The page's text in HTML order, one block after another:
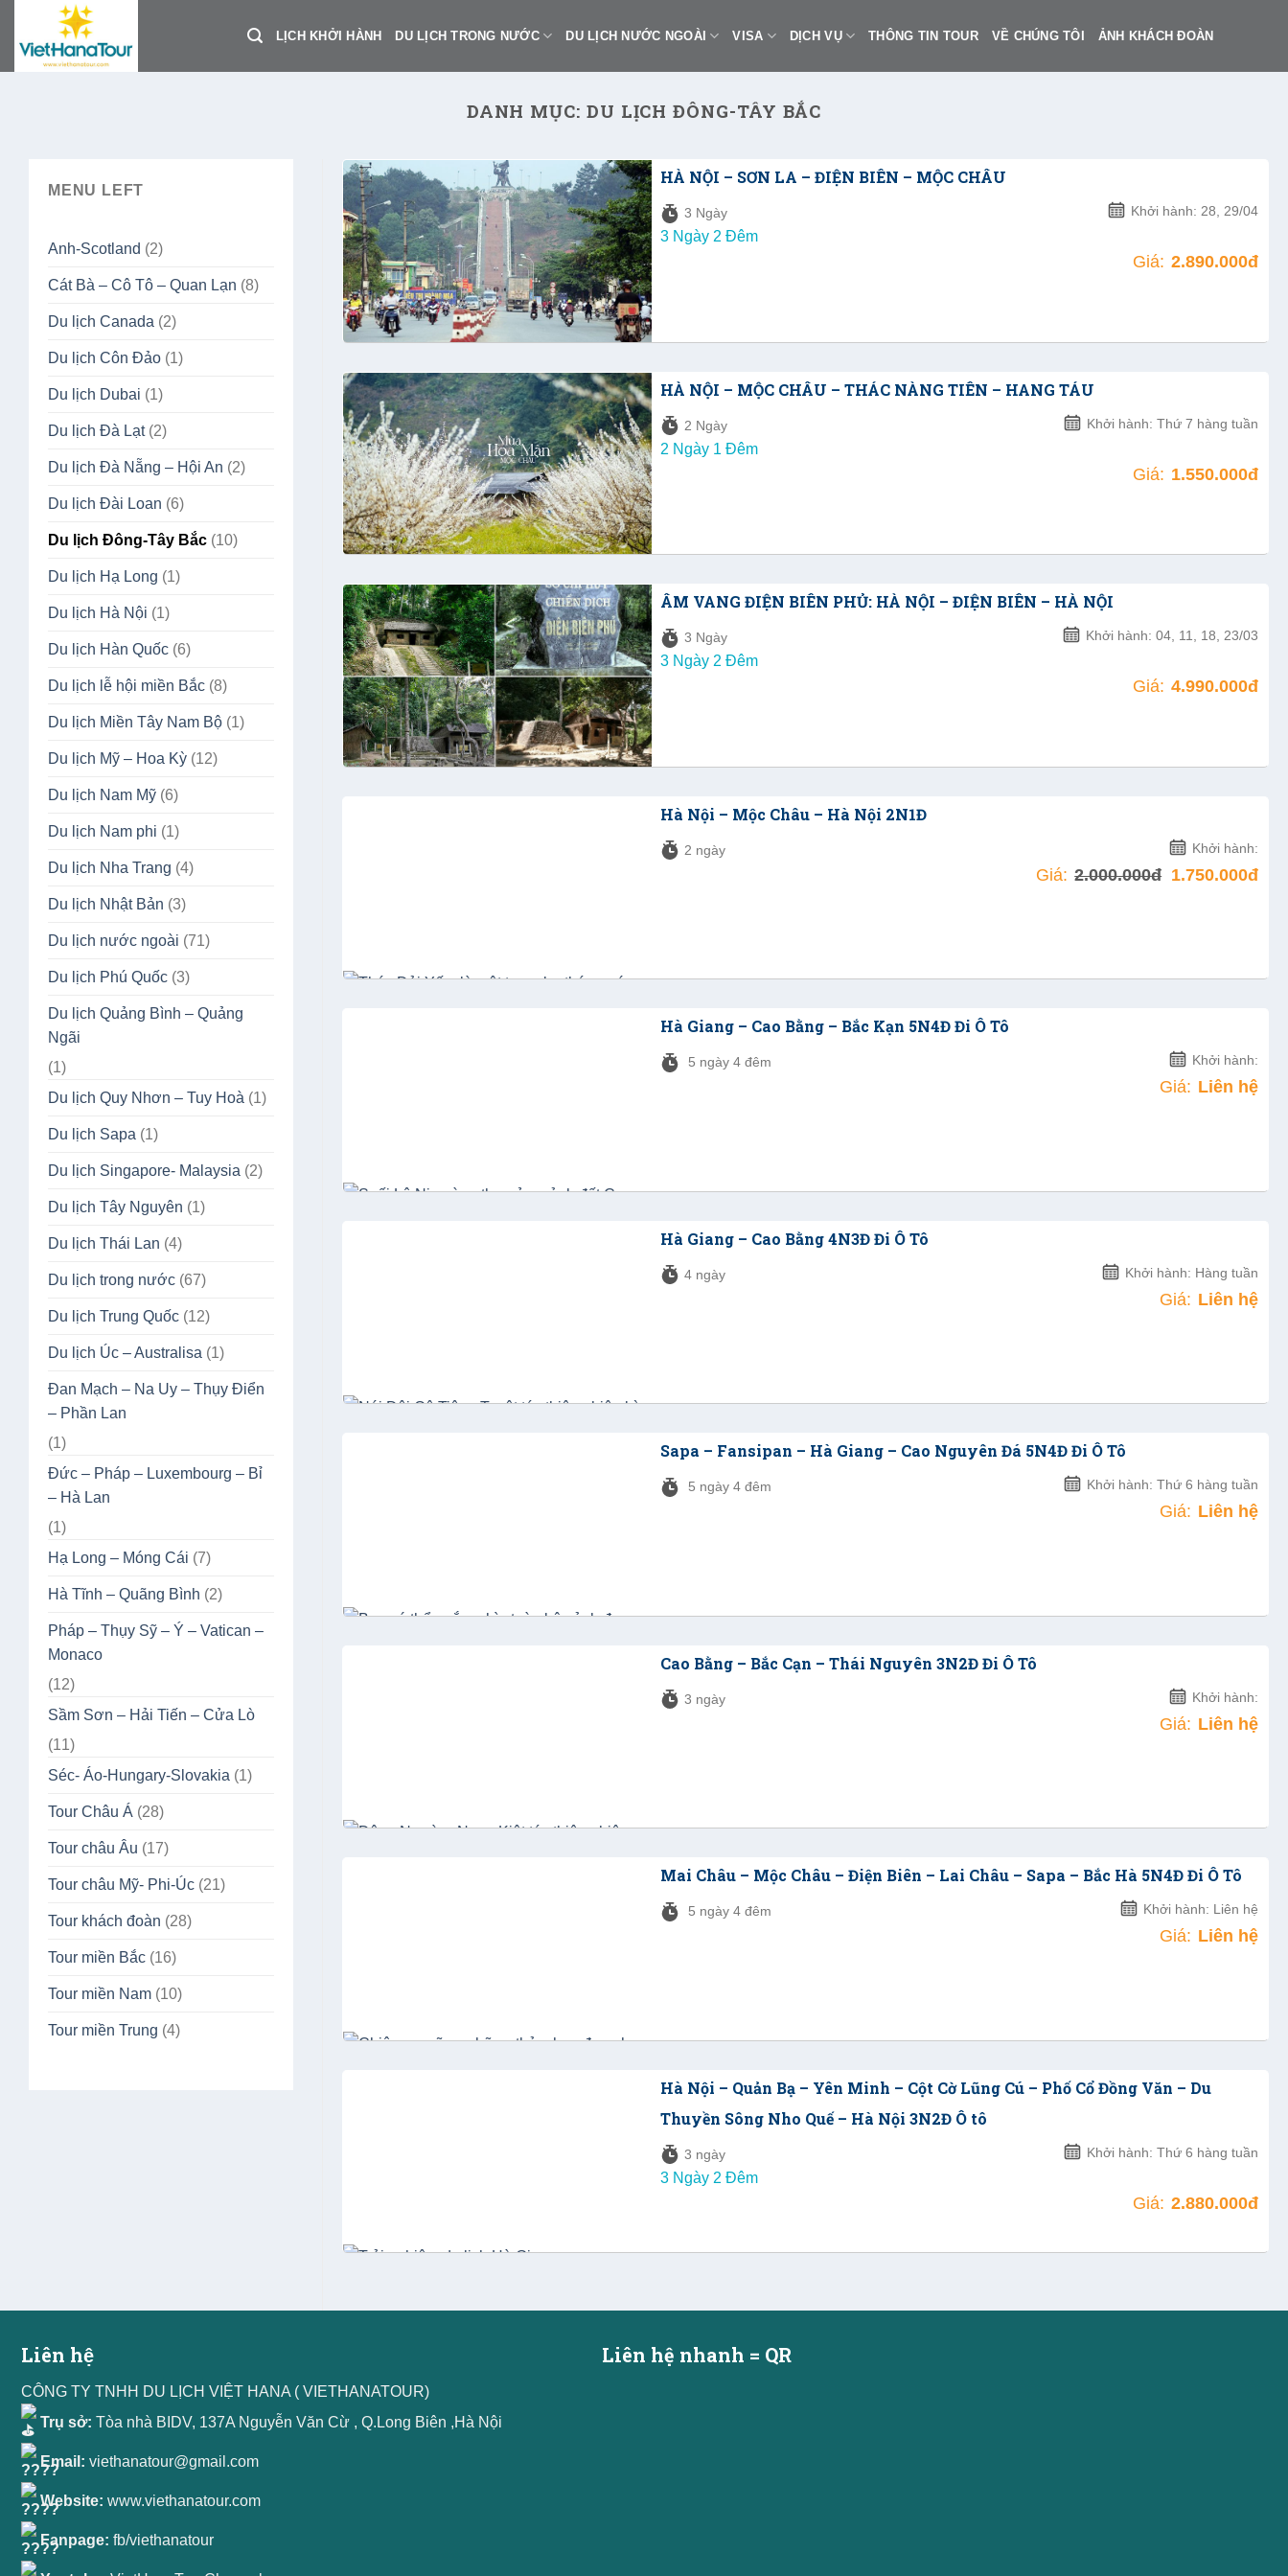
content
LỊCH KHỞI HÀNH DU LỊCH TRONG NƯỚC DU LỊCH NƯỚC NGOÀI VISA DỊCH VỤ THÔNG TIN TOUR VỀ CHÚNG TÔI ẢNH KHÁCH ĐOÀN
DANH MỤC: DU LỊCH ĐÔNG-TÂY BẮC
MENU LEFT
Anh-Scotland (2)
Cát Bà – Cô Tô – Quan Lạn (8)
Du lịch Canada (2)
Du lịch Côn Đảo (1)
Du lịch Dubai (1)
Du lịch Đà Lạt(2)
Du lịch Đà Nẵng – Hội An (2)
Du lịch Đài Loan (6)
Du lịch Đông-Tây Bắc (10)
Du lịch Hạ Long (1)
Du lịch Hà Nội (1)
Du lịch Hàn Quốc (6)
Du lịch lễ hội miền Bắc (8)
Du lịch Miền Tây Nam Bộ (1)
Du lịch Mỹ – Hoa Kỳ (12)
Du lịch Nam Mỹ (6)
Du lịch Nam phi (1)
Du lịch Nha Trang (4)
Du lịch Nhật Bản (3)
Du lịch nước ngoài (71)
Du lịch Phú Quốc (3)
Du lịch Quảng Bình – Quảng
Ngãi
(1)
Du lịch Quy Nhơn – Tuy Hoà (1)
Du lịch Sapa (1)
Du lịch Singapore- Malaysia (2)
Du lịch Tây Nguyên (1)
Du lịch Thái Lan (4)
Du lịch trong nước (67)
Du lịch Trung Quốc (12)
Du lịch Úc – Australisa (1)
Đan Mạch – Na Uy – Thụy Điển
– Phần Lan
(1)
Đức – Pháp – Luxembourg – Bỉ
– Hà Lan
(1)
Hạ Long – Móng Cái (7)
Hà Tĩnh – Quãng Bình (2)
Pháp – Thụy Sỹ – Ý – Vatican –
Monaco
(12)
Sầm Sơn – Hải Tiến – Cửa Lò
(11)
Séc- Áo-Hungary-Slovakia (1)
Tour Châu Á (28)
Tour châu Âu (17)
Tour châu Mỹ- Phi-Úc (21)
Tour khách đoàn (28)
Tour miền Bắc (16)
Tour miền Nam (10)
Tour miền Trung (4)
HÀ NỘI – SƠN LA – ĐIỆN BIÊN – MỘC CHÂU
3 Ngày Khởi hành: 28, 29/04
3 Ngày 2 Đêm
Giá: 2.890.000đ
HÀ NỘI – MỘC CHÂU – THÁC NÀNG TIÊN – HANG TÁU
2 Ngày Khởi hành: Thứ 7 hàng tuần
2 Ngày 1 Đêm
Giá: 1.550.000đ
ÂM VANG ĐIỆN BIÊN PHỦ: HÀ NỘI – ĐIỆN BIÊN – HÀ NỘI
3 Ngày Khởi hành: 04, 11, 18, 23/03
3 Ngày 2 Đêm
Giá: 4.990.000đ
Hà Nội – Mộc Châu – Hà Nội 2N1Đ
2 ngày Khởi hành:
Giá: 2.000.000đ 1.750.000đ
Hà Giang – Cao Bằng – Bắc Kạn 5N4Đ Đi Ô Tô
5 ngày 4 đêm Khởi hành:
Giá: Liên hệ
Hà Giang – Cao Bằng 4N3Đ Đi Ô Tô
4 ngày Khởi hành: Hàng tuần
Giá: Liên hệ
Sapa – Fansipan – Hà Giang – Cao Nguyên Đá 5N4Đ Đi Ô Tô
5 ngày 4 đêm Khởi hành: Thứ 6 hàng tuần
Giá: Liên hệ
Cao Bằng – Bắc Cạn – Thái Nguyên 3N2Đ Đi Ô Tô
3 ngày Khởi hành:
Giá: Liên hệ
Mai Châu – Mộc Châu – Điện Biên – Lai Châu – Sapa – Bắc Hà 5N4Đ Đi Ô Tô
5 ngày 4 đêm Khởi hành: Liên hệ
Giá: Liên hệ
Hà Nội – Quản Bạ – Yên Minh – Cột Cờ Lũng Cú – Phố Cổ Đồng Văn – Du
Thuyền Sông Nho Quế – Hà Nội 3N2Đ Ô tô
3 ngày Khởi hành: Thứ 6 hàng tuần
3 Ngày 2 Đêm
Giá: 2.880.000đ
Liên hệ
CÔNG TY TNHH DU LỊCH VIỆT HANA ( VIETHANATOUR)
Trụ sở: Tòa nhà BIDV, 137A Nguyễn Văn Cừ , Q.Long Biên ,Hà Nội
Email: viethanatour@gmail.com
Website: www.viethanatour.com
Fanpage: fb/viethanatour
Liên hệ nhanh = QR